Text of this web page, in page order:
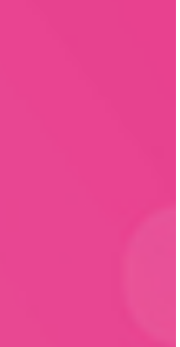
W/D) KÄSEREI
Group hat vor
den Standorten Aurich
werden